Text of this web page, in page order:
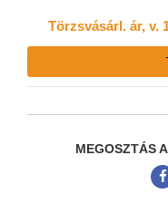
Törzsvásárl. ár, v.
MEGOSZTÁS